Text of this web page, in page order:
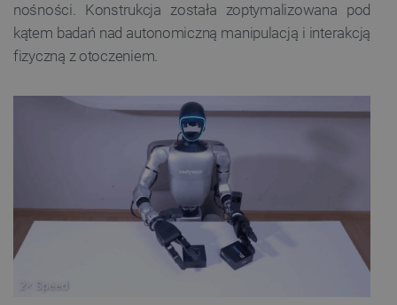
nośności. Konstrukcja została zoptymalizowana pod
kątem badań nad autonomiczną manipulacją i interakcją
fizyczną z otoczeniem.